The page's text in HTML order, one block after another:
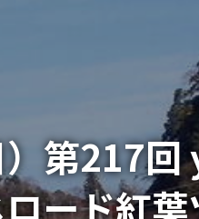
第217
ード紅